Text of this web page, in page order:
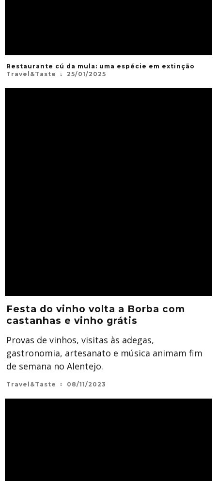
Restaurante cú da mula: uma espécie em extinção
Travel&Taste
25/01/2025
Festa do vinho volta a Borba com
castanhas e vinho grátis
Provas de vinhos, visitas às adegas,
gastronomia, artesanato e música animam fim
de semana no Alentejo.
Travel&Taste 08/11/2023